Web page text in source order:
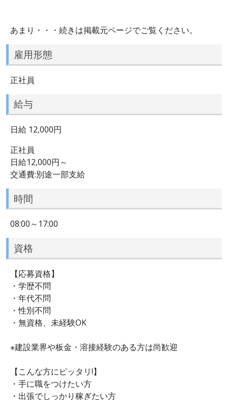
あまり・・・続きは掲載元ページでご覧ください。
雇用形態
正社員
給与
日給 12,000円
正社員
日給12,000円～
交通費:別途一部支給
時間
08:00～17:00
資格
【応募資格】
・学歴不問
・年代不問
・性別不問
・無資格、未経験OK
※建設業界や板金・溶接経験のある方は尚歓迎
【こんな方にピッタリ!】
・手に職をつけたい方
・出張でしっかり稼ぎたい方